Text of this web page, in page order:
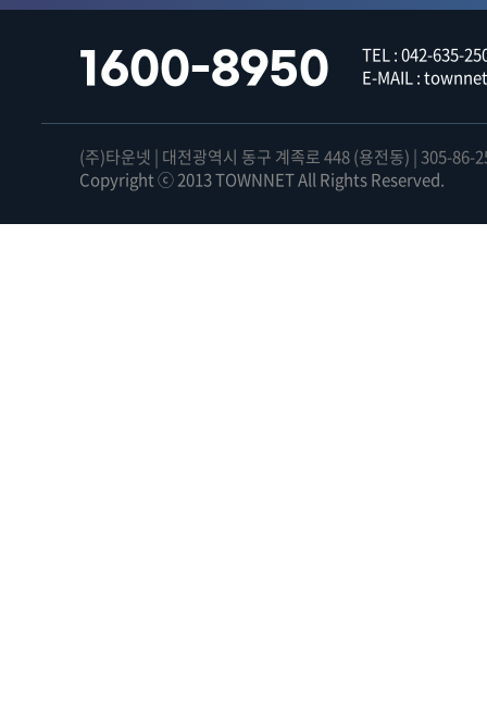
1600-8950
TEL : 042-635-
E-MAIL :
(주)타운넷 | 대전광역시 동구 계족로 448 (용전동) | 305-86-
Copyright ⓒ 2013 TOWNNET All Rights Reserved.